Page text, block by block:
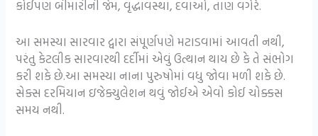
કોઈપણ બીમારીની જેમ, વૃદ્ધાવસ્થા, દવાઓ, તાણ વગેરે.
આ સમસ્યા સારવાર દ્વારા સંપૂર્ણપણે મટાડવામાં આવતી નથી,
પરંતુ કેટલીક સારવારથી દર્દીમાં એવું ઉત્થાન થાય છે કે તે સંભોગ
કરી શકે છે.આ સમસ્યા નાના પુરુષોમાં વધુ જોવા મળી શકે છે.
સેક્સ દરમિયાન ઇજેક્યુલેશન થવું જોઈએ એવો કોઈ ચોક્કસ
સમય નથી.